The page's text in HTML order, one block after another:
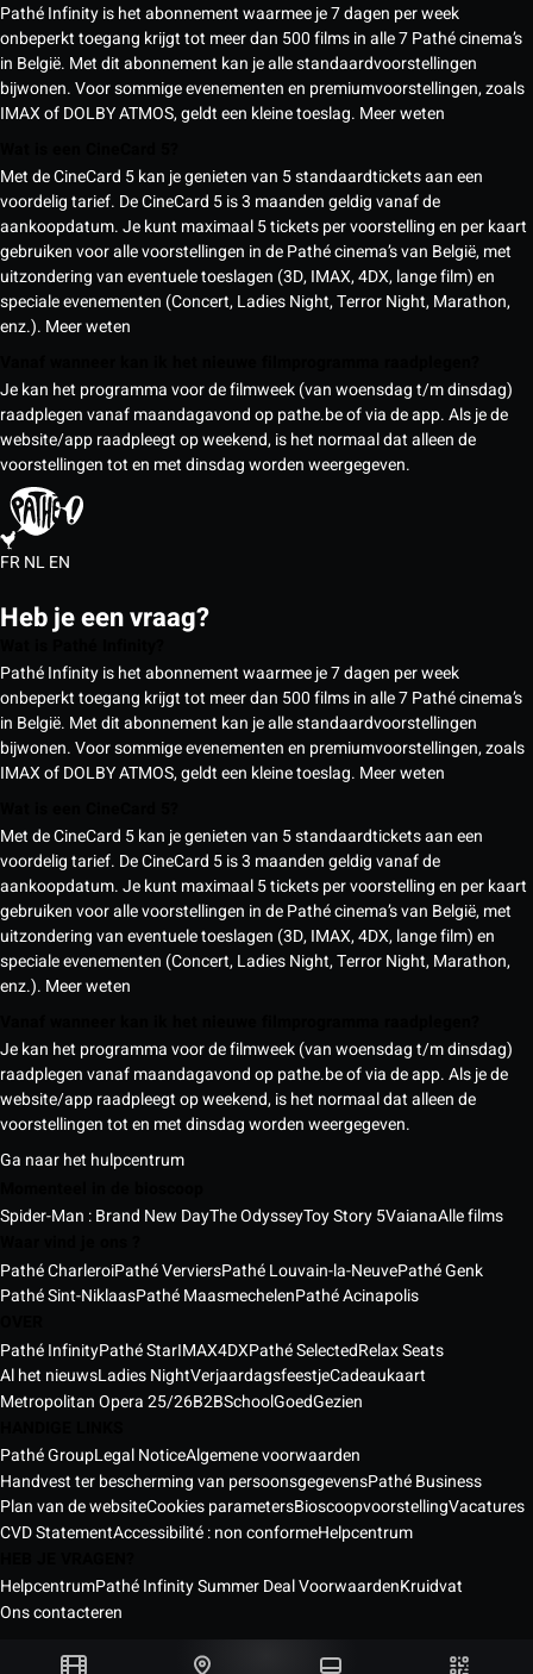
Pathé Infinity is het abonnement waarmee je 7 dagen per week
onbeperkt toegang krijgt tot meer dan 500 films in alle 7 Pathé cinema’s
in België. Met dit abonnement kan je alle standaardvoorstellingen
bijwonen. Voor sommige evenementen en premiumvoorstellingen, zoals
IMAX of DOLBY ATMOS, geldt een kleine toeslag. Meer weten
Met de CineCard 5 kan je genieten van 5 standaardtickets aan een
voordelig tarief. De CineCard 5 is 3 maanden geldig vanaf de
aankoopdatum. Je kunt maximaal 5 tickets per voorstelling en per kaart
gebruiken voor alle voorstellingen in de Pathé cinema’s van België, met
uitzondering van eventuele toeslagen (3D, IMAX, 4DX, lange film) en
speciale evenementen (Concert, Ladies Night, Terror Night, Marathon,
enz.). Meer weten
Je kan het programma voor de filmweek (van woensdag t/m dinsdag)
raadplegen vanaf maandagavond op pathe.be of via de app. Als je de
website/app raadpleegt op weekend, is het normaal dat alleen de
voorstellingen tot en met dinsdag worden weergegeven.
FRNLEN
Heb je een vraag?
Pathé Infinity is het abonnement waarmee je 7 dagen per week
onbeperkt toegang krijgt tot meer dan 500 films in alle 7 Pathé cinema’s
in België. Met dit abonnement kan je alle standaardvoorstellingen
bijwonen. Voor sommige evenementen en premiumvoorstellingen, zoals
IMAX of DOLBY ATMOS, geldt een kleine toeslag. Meer weten
Met de CineCard 5 kan je genieten van 5 standaardtickets aan een
voordelig tarief. De CineCard 5 is 3 maanden geldig vanaf de
aankoopdatum. Je kunt maximaal 5 tickets per voorstelling en per kaart
gebruiken voor alle voorstellingen in de Pathé cinema’s van België, met
uitzondering van eventuele toeslagen (3D, IMAX, 4DX, lange film) en
speciale evenementen (Concert, Ladies Night, Terror Night, Marathon,
enz.). Meer weten
Je kan het programma voor de filmweek (van woensdag t/m dinsdag)
raadplegen vanaf maandagavond op pathe.be of via de app. Als je de
website/app raadpleegt op weekend, is het normaal dat alleen de
voorstellingen tot en met dinsdag worden weergegeven.
Ga naar het hulpcentrum
Spider-Man : Brand New DayThe OdysseyToy Story 5VaianaAlle films
Pathé CharleroiPathé VerviersPathé Louvain-la-NeuvePathé Genk
Pathé Sint-NiklaasPathé MaasmechelenPathé Acinapolis
Pathé InfinityPathé StarIMAX4DXPathé SelectedRelax Seats
Al het nieuwsLadies NightVerjaardagsfeestjeCadeaukaart
Metropolitan Opera 25/26B2BSchoolGoedGezien
Pathé GroupLegal NoticeAlgemene voorwaarden
Handvest ter bescherming van persoonsgegevensPathé Business
Plan van de websiteCookies parametersBioscoopvoorstellingVacatures
CVD StatementAccessibilité : non conformeHelpcentrum
HelpcentrumPathé Infinity Summer Deal VoorwaardenKruidvat
Ons contacteren
Pathé bioscopen België © 2026